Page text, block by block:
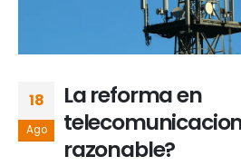
18
Ago
La reforma en
razonable?